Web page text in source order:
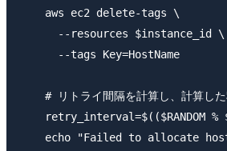
    aws ec2 delete-tags \
      --resources $instance_id \
      --tags Key=HostName
# リトライ間隔を計算し、計算し
retry_interval=$(($RANDOM %
echo "Failed to allocate